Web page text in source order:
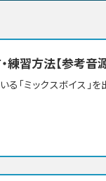
練習方法【参考音
「ミックスボイス」